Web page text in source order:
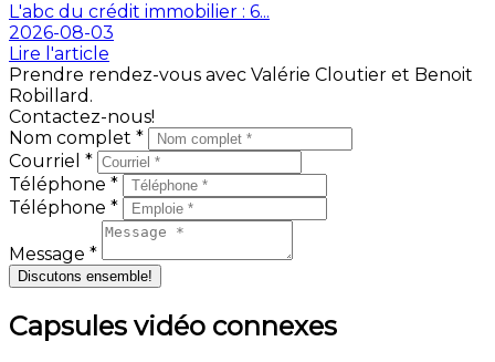
L'abc du crédit immobilier : 6...
2026-08-03
Lire l'article
Prendre rendez-vous avec Valérie Cloutier et Benoit
Robillard.
Contactez-nous!
Nom complet *
Courriel *
Téléphone *
Téléphone *
Message *
Discutons ensemble!
Capsules vidéo connexes